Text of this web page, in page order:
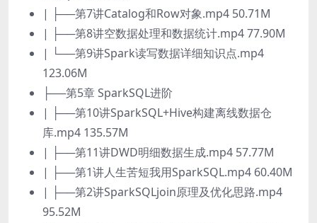
| ├──第7讲Catalog和Row对象.mp4 50.71M
| ├──第8讲空数据处理和数据统计.mp4 77.90M
| └──第9讲Spark读写数据详细知识点.mp4
123.06M
├──第5章 SparkSQL进阶
| ├──第10讲SparkSQL+Hive构建离线数据仓
库.mp4 135.57M
| ├──第11讲DWD明细数据生成.mp4 57.77M
| ├──第1讲人生苦短我用SparkSQL.mp4 60.40M
| ├──第2讲SparkSQLjoin原理及优化思路.mp4
95.52M